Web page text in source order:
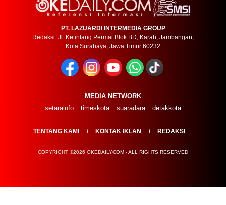
PT. LAZUARDI INTERMEDIA GROUP
Redaksi: Jl. Ketintang Permai Blok BD, Karah, Jambangan,
Kota Surabaya, Jawa Timur 60232
MEDIA NETWORK
setarainfo
timeskota suaradara detakkota
TENTANG KAMI KONTAK IKLAN REDAKSI
COPYRIGHT ©2026 OKEDAILYCOM - ALL RIGHTS RESERVED